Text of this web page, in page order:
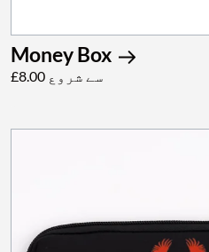
Money Box
£8.00 سے شروع